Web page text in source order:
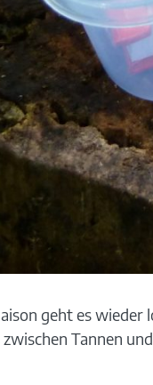
geht es
Tannen